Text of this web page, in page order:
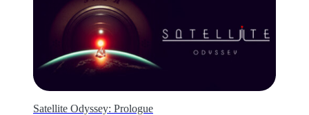
Satellite Odyssey: Prologue